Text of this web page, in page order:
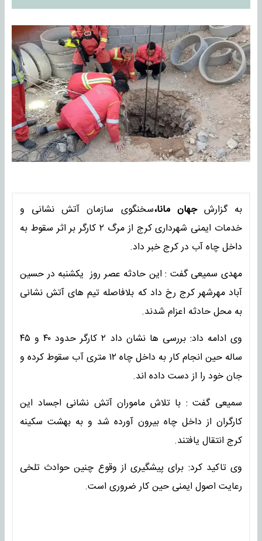
به گزارش جهان مانا،سخنگوی سازمان آتش نشانی و
خدمات ایمنی شهرداری کرج از مرگ ۲ کارگر بر اثر سقوط به
داخل چاه آب در کرج خبر داد.
مهدی سمیعی گفت : این حادثه عصر روز یکشنبه در حسین
آباد مهرشهر کرج رخ داد که بلافاصله تیم های آتش نشانی
به محل حادثه اعزام شدند.
وی ادامه داد: بررسی ها نشان داد ۲ کارگر حدود ۴۰ و ۴۵
ساله حین انجام کار به داخل چاه ۱۲ متری آب سقوط کرده و
جان خود را از دست داده اند.
سمیعی گفت : با تلاش ماموران آتش نشانی اجساد این
کارگران از داخل چاه بیرون آورده شد و به بهشت سکینه
کرج انتقال یافتند.
وی تاکید کرد: برای پیشگیری از وقوع چنین حوادث تلخی
رعایت اصول ایمنی حین کار ضروری است.